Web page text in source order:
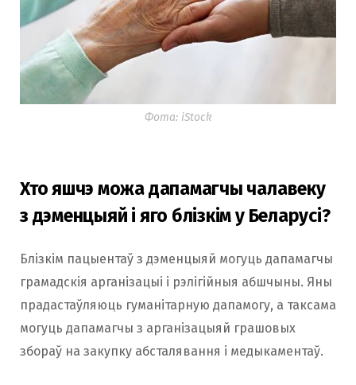
Фота: iStock
Хто яшчэ можа дапамагчы чалавеку
з дэменцыяй і яго блізкім у Беларусі?
Блізкім пацыентаў з дэменцыяй могуць дапамагчы
грамадскія арганізацыі і рэлігійныя абшчыны. Яны
прадастаўляюць гуманітарную дапамогу, а таксама
могуць дапамагчы з арганізацыяй грашовых
збораў на закупку абсталявання і медыкаментаў.